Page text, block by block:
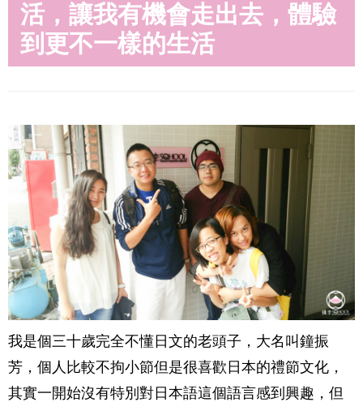
活，讓我有機會走出去，體驗
到更不一樣的生活
我是個三十歲完全不懂日文的老頭子，大名叫鐘振
芳，個人比較不拘小節但是很喜歡日本的禮節文化，
其實一開始沒有特別對日本語這個語言感到興趣，但